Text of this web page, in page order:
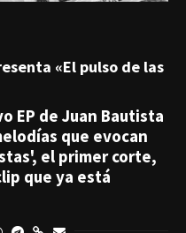
«El pulso de las
EP de Juan Bautista
que evocan
el primer corte,
que ya está